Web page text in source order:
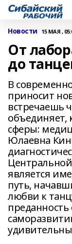
Новости 15 МАЯ ,
От
до
В
приносит
встречаешь
объединяет,
сферы:
Юлаевна
является
путь,
любви к